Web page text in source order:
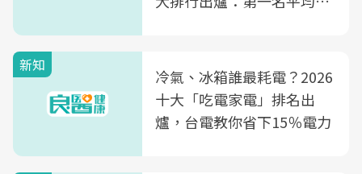
新知
冷氣、冰箱誰最耗電？2026
十大「吃電家電」排名出
爐，台電教你省下15％電力